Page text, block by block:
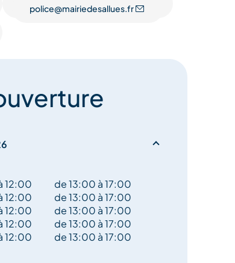
la collecte des objets trouvés, de la
police@mairiedesallues.fr
12:00
de 13:00 à 17:00
12:00
de 13:00 à 17:00
12:00
de 13:00 à 17:00
12:00
de 13:00 à 17:00
12:00
de 13:00 à 17:00